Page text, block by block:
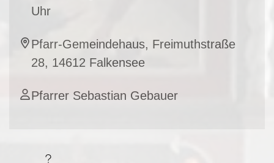
Uhr
Pfarr-Gemeindehaus, Freimuthstraße
28, 14612 Falkensee
Pfarrer Sebastian Gebauer